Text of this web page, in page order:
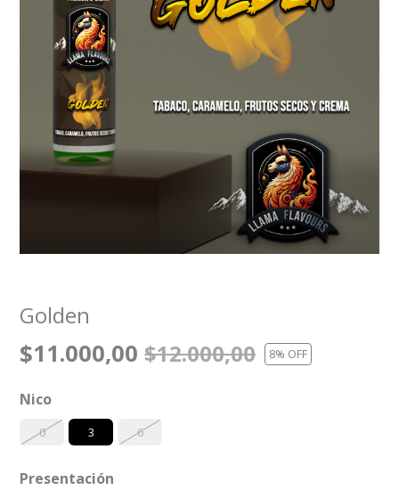
Golden
$11.000,00$12.000,00 8% OFF
Nico
0 3 6
Presentación